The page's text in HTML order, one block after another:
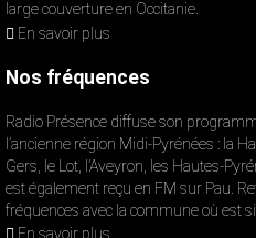
large couverture en Occitanie.
En savoir plus
Nos fréquences
Radio Présence diffuse son
l’ancienne région Midi-Pyrénées : la
Gers, le Lot, l’Aveyron, les Hautes-
est également reçu en FM sur Pau.
fréquences avec la commune où est
En savoir plus